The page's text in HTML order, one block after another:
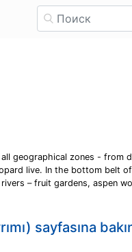
geographical zones -
live. In the bottom belt
– fruit gardens, aspen
sayfasına